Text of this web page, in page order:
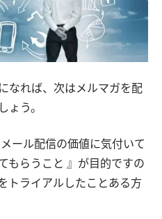
なれば、次はメルマガを配
ょう。
ール配信の価値に気付いて
もらうこと 』が目的ですの
トライアルしたことある方